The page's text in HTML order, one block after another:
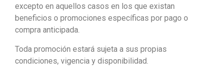
excepto en aquellos casos en los que existan
beneficios o promociones específicas por pago o
compra anticipada.
Toda promoción estará sujeta a sus propias
condiciones, vigencia y disponibilidad.